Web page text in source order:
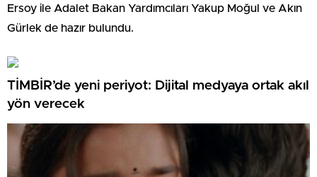
Ersoy ile Adalet Bakan Yardımcıları Yakup Moğul ve Akın
Gürlek de hazır bulundu.
TİMBİR’de yeni periyot: Dijital medyaya ortak akıl
yön verecek